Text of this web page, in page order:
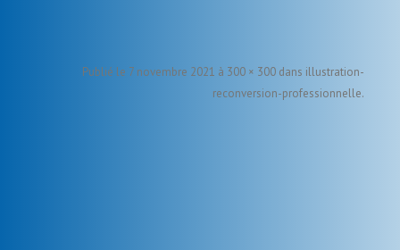
Publié le 7 novembre 2021 à 300 × 300 dans illustration-
reconversion-professionnelle.